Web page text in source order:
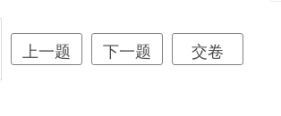
上一题 下一题 交卷